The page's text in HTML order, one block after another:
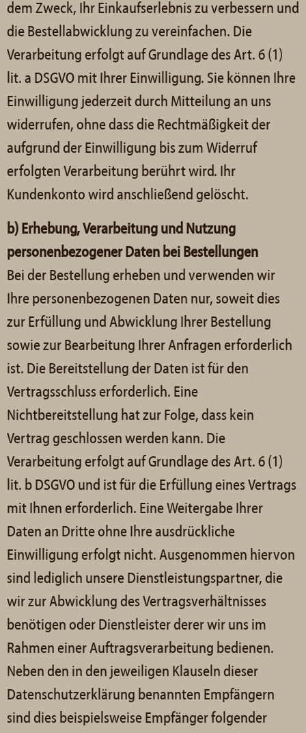
dem Zweck, Ihr Einkaufserlebnis zu verbessern und
die Bestellabwicklung zu vereinfachen. Die
Verarbeitung erfolgt auf Grundlage des Art. 6 (1)
lit. a DSGVO mit Ihrer Einwilligung. Sie können Ihre
Einwilligung jederzeit durch Mitteilung an uns
widerrufen, ohne dass die Rechtmäßigkeit der
aufgrund der Einwilligung bis zum Widerruf
erfolgten Verarbeitung berührt wird. Ihr
Kundenkonto wird anschließend gelöscht.
b) Erhebung, Verarbeitung und Nutzung
personenbezogener Daten bei Bestellungen
Bei der Bestellung erheben und verwenden wir
Ihre personenbezogenen Daten nur, soweit dies
zur Erfüllung und Abwicklung Ihrer Bestellung
sowie zur Bearbeitung Ihrer Anfragen erforderlich
ist. Die Bereitstellung der Daten ist für den
Vertragsschluss erforderlich. Eine
Nichtbereitstellung hat zur Folge, dass kein
Vertrag geschlossen werden kann. Die
Verarbeitung erfolgt auf Grundlage des Art. 6 (1)
lit. b DSGVO und ist für die Erfüllung eines Vertrags
mit Ihnen erforderlich. Eine Weitergabe Ihrer
Daten an Dritte ohne Ihre ausdrückliche
Einwilligung erfolgt nicht. Ausgenommen hiervon
sind lediglich unsere Dienstleistungspartner, die
wir zur Abwicklung des Vertragsverhältnisses
benötigen oder Dienstleister derer wir uns im
Rahmen einer Auftragsverarbeitung bedienen.
Neben den in den jeweiligen Klauseln dieser
Datenschutzerklärung benannten Empfängern
sind dies beispielsweise Empfänger folgender